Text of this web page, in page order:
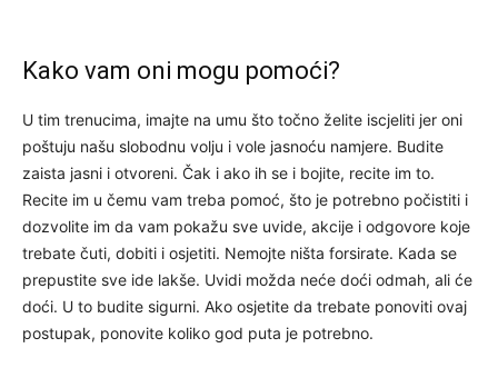
Kako vam oni mogu pomoći?
U tim trenucima, imajte na umu što točno želite iscjeliti jer oni
poštuju našu slobodnu volju i vole jasnoću namjere. Budite
zaista jasni i otvoreni. Čak i ako ih se i bojite, recite im to.
Recite im u čemu vam treba pomoć, što je potrebno počistiti i
dozvolite im da vam pokažu sve uvide, akcije i odgovore koje
trebate čuti, dobiti i osjetiti. Nemojte ništa forsirate. Kada se
prepustite sve ide lakše. Uvidi možda neće doći odmah, ali će
doći. U to budite sigurni. Ako osjetite da trebate ponoviti ovaj
postupak, ponovite koliko god puta je potrebno.